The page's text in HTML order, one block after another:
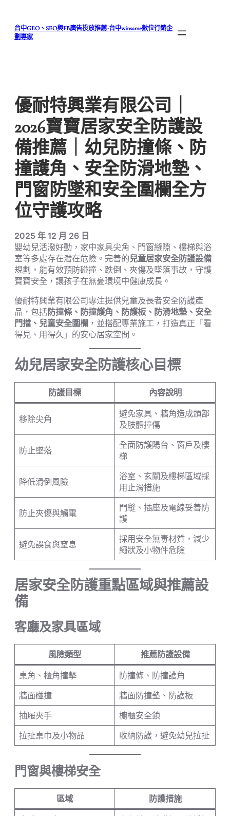
台中GEO、SEO與FB廣告投放推薦-台中winsame數位行銷企
劃專家
優耐特興業有限公司｜
2026寶寶居家安全防護設
備推薦｜幼兒防撞條、防
撞護角、安全防滑地墊、
門窗防墜和安全圍欄全方
位守護攻略
2025 年 12 月 26 日
嬰幼兒活潑好動，家中家具尖角、門窗縫隙、樓梯與浴
室等多處存在潛在危險。完善的兒童居家安全防護設備
規劃，能有效預防碰撞、跌倒、夾傷及墜落事故，守護
寶寶安全，讓孩子在無憂環境中健康成長。
優耐特興業有限公司專注提供兒童及長者安全防護產
品，包括防撞條、防撞護角、防護板、防滑地墊、安全
門擋、兒童安全圍欄 ，並搭配專業施工，打造真正「看
得見、用得久」的安心居家空間。
幼兒居家安全防護核心目標
防護目標 內容說明
移除尖角
避免家具、牆角造成頭部
及肢體撞傷
防止墜落
全面防護陽台、窗戶及樓
梯
降低滑倒風險
浴室、玄關及樓梯區域採
用止滑措施
防止夾傷與觸電
門縫、插座及電線妥善防
護
避免誤食與窒息
採用安全無毒材質，減少
繩狀及小物件危險
居家安全防護重點區域與推薦設
備
客廳及家具區域
風險類型 推薦防護設備
桌角、櫃角撞擊
防撞條、防撞護角
牆面碰撞
牆面防撞墊、防護板
抽屜夾手
櫥櫃安全鎖
拉扯桌巾及小物品
收納防護，避免幼兒拉扯
門窗與樓梯安全
區域 防護措施